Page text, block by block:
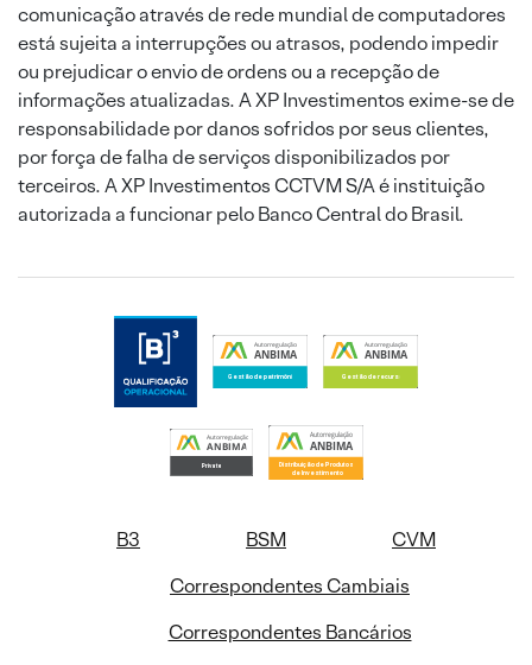
comunicação através de rede mundial de computadores
está sujeita a interrupções ou atrasos, podendo impedir
ou prejudicar o envio de ordens ou a recepção de
informações atualizadas. A XP Investimentos exime-se de
responsabilidade por danos sofridos por seus clientes,
por força de falha de serviços disponibilizados por
terceiros. A XP Investimentos CCTVM S/A é instituição
autorizada a funcionar pelo Banco Central do Brasil.
B3 BSM
CVM
Correspondentes Cambiais
Correspondentes Bancários